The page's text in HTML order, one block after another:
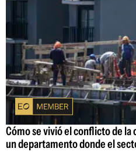
Cómo se vivió el conflicto de
un departamento donde el